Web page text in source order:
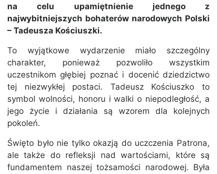
na celu upamiętnienie jednego z
najwybitniejszych bohaterów narodowych Polski
– Tadeusza Kościuszki.
To wyjątkowe wydarzenie miało szczególny
charakter, ponieważ pozwoliło wszystkim
uczestnikom głębiej poznać i docenić dziedzictwo
tej niezwykłej postaci. Tadeusz Kościuszko to
symbol wolności, honoru i walki o niepodległość, a
jego życie i działania są wzorem dla kolejnych
pokoleń.
Święto było nie tylko okazją do uczczenia Patrona,
ale także do refleksji nad wartościami, które są
fundamentem naszej tożsamości narodowej. Była